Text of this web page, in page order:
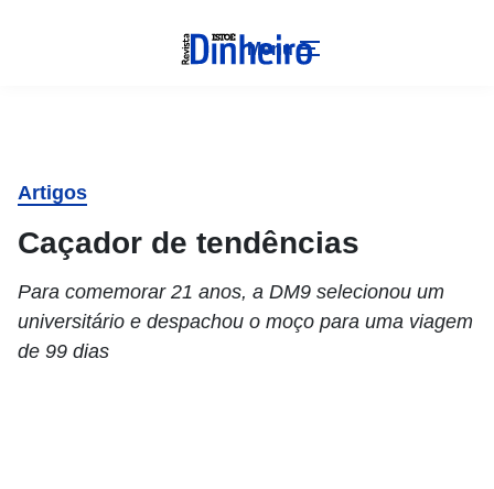
Menu
Artigos
Caçador de tendências
Para comemorar 21 anos, a DM9 selecionou um
universitário e despachou o moço para uma viagem
de 99 dias